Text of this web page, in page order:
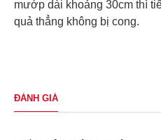
mướp dài khoảng 30cm thì
quả thẳng không bị cong.
ĐÁNH GIÁ